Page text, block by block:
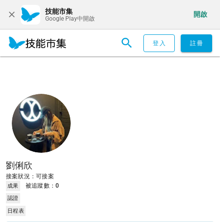
技能市集
Google Play中開啟
開啟
登入 註冊
劉俐欣
接案狀況：可接案
成果 被追蹤數：0
認證
日程表